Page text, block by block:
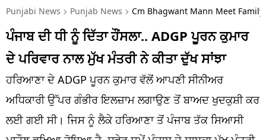
ਕਾਰੋਬਾਰ
ਕਰਿਅਰ
ਦੇਸ਼
ਲਾਈਫ ਸਟਾਈਲ
Punjabi News Punjab News Cm Bhagwant Mann Meet
ਪੰਜਾਬ ਦੀ ਧੀ ਨੂੰ ਦਿੱਤਾ ਹੌਂਸਲਾ.. ADGP ਪੂਰਨ ਕੁਮਾਰ
ਦੇ ਪਰਿਵਾਰ ਨਾਲ ਮੁੱਖ ਮੰਤਰੀ ਨੇ ਕੀਤਾ ਦੁੱਖ ਸਾਂਝਾ
ਹਰਿਆਣਾ ਦੇ ADGP ਪੂਰਨ ਕੁਮਾਰ ਵੱਲੋਂ ਆਪਣੀ ਸੀਨੀਅਰ
ਅਧਿਕਾਰੀ ਉੱਪਰ ਗੰਭੀਰ ਇਲਜ਼ਾਮ ਲਗਾਉਣ ਤੋਂ ਬਾਅਦ ਖੁਦਕੁਸ਼ੀ ਕਰ
ਲਈ ਗਈ ਸੀ। ਜਿਸ ਨੂੰ ਲੈਕੇ ਹਰਿਆਣਾ ਤੋਂ ਪੰਜਾਬ ਤੱਕ ਸਿਆਸੀ